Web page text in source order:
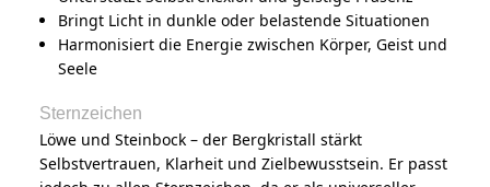
Bringt Licht in dunkle oder belastende Situationen
Harmonisiert die Energie zwischen Körper, Geist und
Seele
Sternzeichen
Löwe und Steinbock – der Bergkristall stärkt
Selbstvertrauen, Klarheit und Zielbewusstsein. Er passt